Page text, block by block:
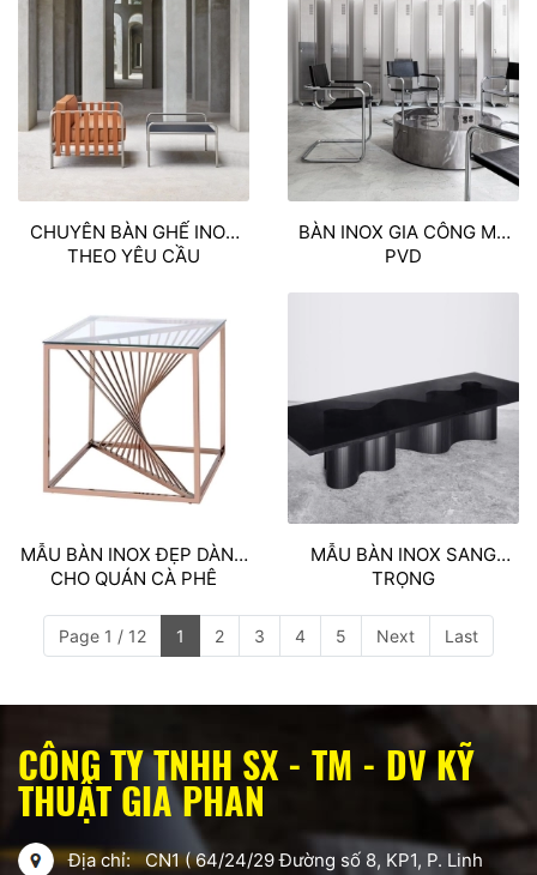
CHUYÊN BÀN GHẾ INOX
THEO YÊU CẦU
BÀN INOX GIA CÔNG MẠ
PVD
MẪU BÀN INOX ĐẸP DÀNH
CHO QUÁN CÀ PHÊ
MẪU BÀN INOX SANG
TRỌNG
Page 1 / 12 1 2 3 4 5 Next Last
CÔNG TY TNHH SX - TM - DV KỸ
THUẬT GIA PHAN
Địa chỉ: CN1 ( 64/24/29 Đường số 8, KP1, P. Linh